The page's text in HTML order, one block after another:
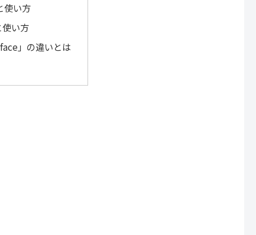
使い方
使い方
」の違いとは